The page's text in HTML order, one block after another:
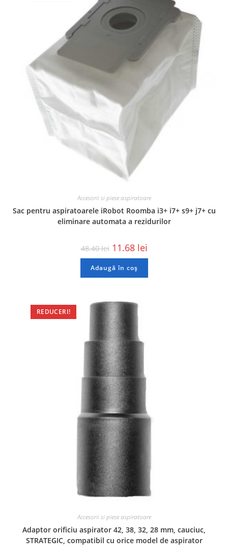
Accesorii si piese aspiratoare
Sac pentru aspiratoarele iRobot Roomba i3+ i7+ s9+ j7+ cu
eliminare automata a rezidurilor
48.40lei 11.68 lei
Adaugă în coș
REDUCERI!
Accesorii si piese aspiratoare
Adaptor orificiu aspirator 42, 38, 32, 28 mm, cauciuc,
STRATEGIC, compatibil cu orice model de aspirator